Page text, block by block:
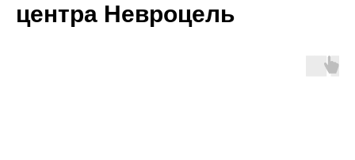
центра Невроцель